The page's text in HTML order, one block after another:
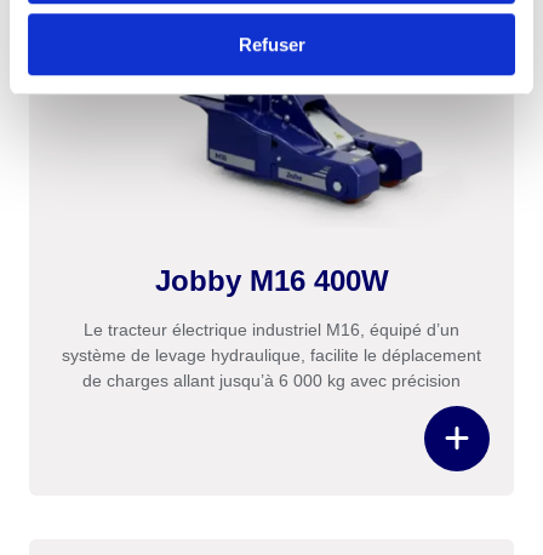
Refuser
Jobby M16 400W
Le tracteur électrique industriel M16, équipé d’un
système de levage hydraulique, facilite le déplacement
de charges allant jusqu’à 6 000 kg avec précision